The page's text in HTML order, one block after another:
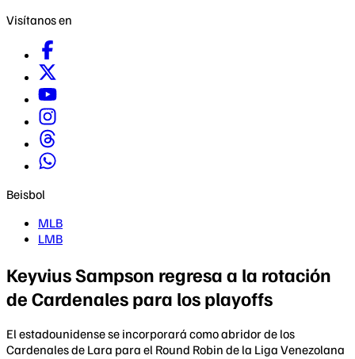
Visítanos en
Beisbol
MLB
LMB
Keyvius Sampson regresa a la rotación
de Cardenales para los playoffs
El estadounidense se incorporará como abridor de los
Cardenales de Lara para el Round Robin de la Liga Venezolana